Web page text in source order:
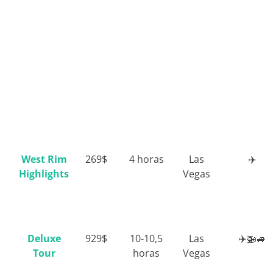
West Rim
Highlights
269$ 4 horas
Las
Vegas
✈️
Deluxe
Tour
929$
10-10,5
horas
Las
Vegas
✈️🚁🚙